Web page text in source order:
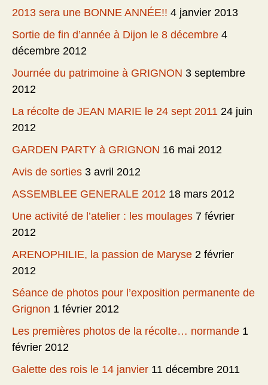
2013 sera une BONNE ANNÉE!! 4 janvier 2013
Sortie de fin d’année à Dijon le 8 décembre 4
décembre 2012
Journée du patrimoine à GRIGNON 3 septembre
2012
La récolte de JEAN MARIE le 24 sept 2011 24 juin
2012
GARDEN PARTY à GRIGNON 16 mai 2012
Avis de sorties 3 avril 2012
ASSEMBLEE GENERALE 2012 18 mars 2012
Une activité de l’atelier : les moulages 7 février
2012
ARENOPHILIE, la passion de Maryse 2 février
2012
Séance de photos pour l’exposition permanente de
Grignon 1 février 2012
Les premières photos de la récolte… normande 1
février 2012
Galette des rois le 14 janvier 11 décembre 2011